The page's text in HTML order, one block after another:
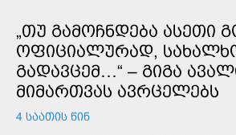
„ᲗᲣ ᲒᲐᲛᲝᲩᲜᲓᲔᲑᲐ ᲐᲡᲔᲗᲘ
ᲝᲤᲘᲪᲘᲐᲚᲣᲠᲐᲓ,
ᲒᲐᲓᲐᲕᲪᲔᲛ…“ – ᲒᲘᲒᲐ
ᲛᲘᲛᲐᲠᲗᲕᲐᲡ ᲐᲕᲠᲪᲔᲚᲔᲑᲡ
4 ᲡᲐᲐᲗᲘᲡ ᲬᲘᲜ